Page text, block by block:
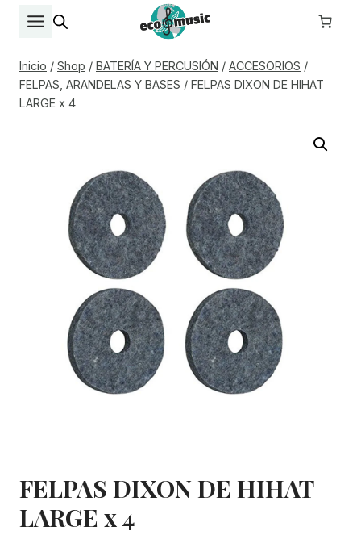
Inicio / Shop / BATERÍA Y PERCUSIÓN / ACCESORIOS /
FELPAS, ARANDELAS Y BASES / FELPAS DIXON DE HIHAT
LARGE x 4
FELPAS DIXON DE HIHAT
LARGE x 4